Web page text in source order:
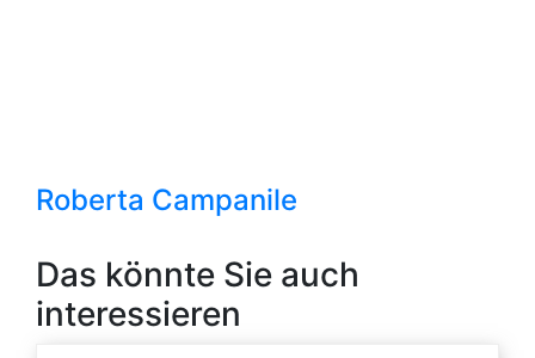
Roberta Campanile
Das könnte Sie auch
interessieren